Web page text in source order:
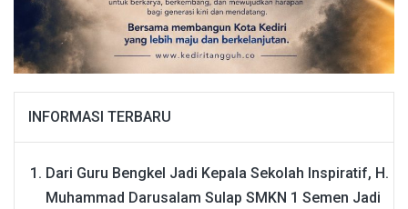
INFORMASI TERBARU
Dari Guru Bengkel Jadi Kepala Sekolah Inspiratif, H.
Muhammad Darusalam Sulap SMKN 1 Semen Jadi